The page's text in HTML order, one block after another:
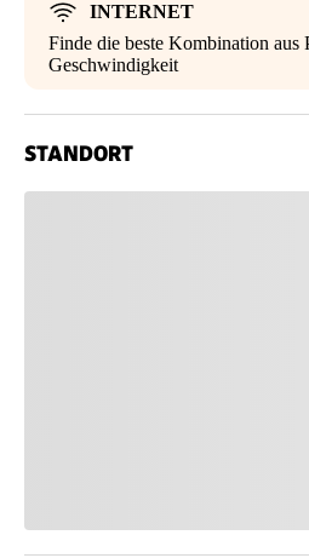
INTERNET
Finde die beste Kombination aus
Geschwindigkeit
STANDORT